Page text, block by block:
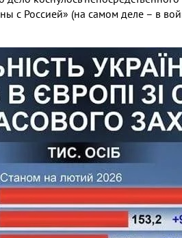
с Россией» (на самом деле – в